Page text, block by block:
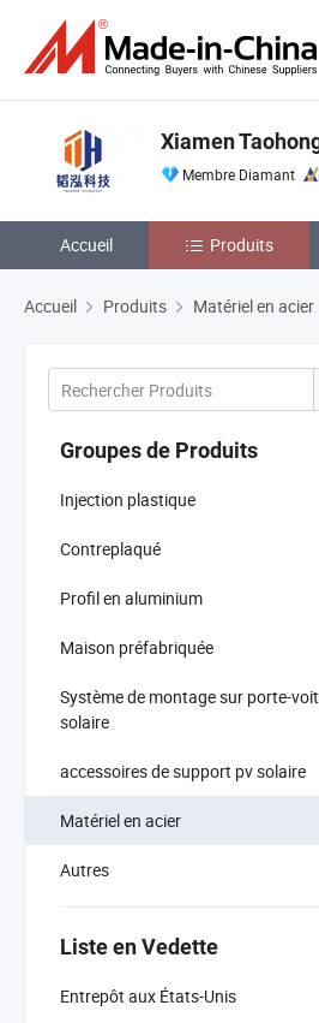
Xiamen
Membre Diamant
Accueil Produits
Accueil Produits Matériel en acier
Groupes de Produits
Injection plastique
Contreplaqué
Profil en aluminium
Maison préfabriquée
Système de montage sur porte-
solaire
accessoires de support pv solaire
Matériel en acier
Autres
Liste en Vedette
Entrepôt aux États-Unis